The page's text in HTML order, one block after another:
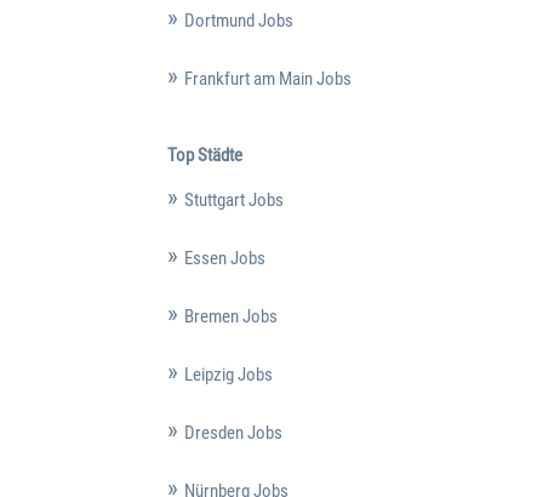
Dortmund Jobs
Frankfurt am Main Jobs
Top Städte
Stuttgart Jobs
Essen Jobs
Bremen Jobs
Leipzig Jobs
Dresden Jobs
Nürnberg Jobs